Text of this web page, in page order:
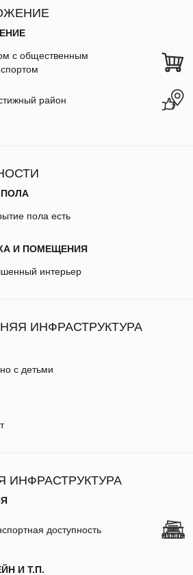
с общественным
район
пола есть
И ПОМЕЩЕНИЯ
интерьер
ИНФРАСТРУКТУРА
с детьми
ИНФРАСТРУКТУРА
доступность
И Т.П.